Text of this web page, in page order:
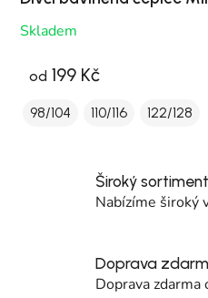
Skladem
od 199 Kč
98/104 110/116 122/128
Široký sortiment
Nabízíme široký
Doprava
Doprava zdarma